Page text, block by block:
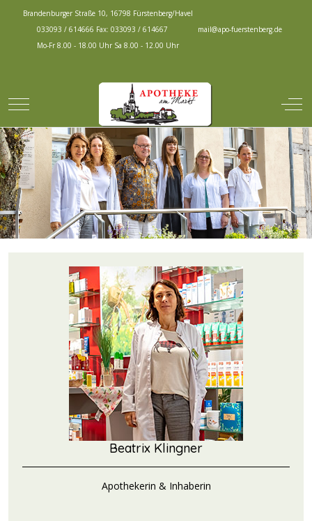
Brandenburger Straße 10, 16798 Fürstenberg/Havel
033093 / 614666 Fax: 033093 / 614667
mail@apo-fuerstenberg.de
Mo-Fr 8.00 - 18.00 Uhr Sa 8.00 - 12.00 Uhr
Mobile Menu Toggle Off-
Beatrix Klingner
Apothekerin & Inhaberin